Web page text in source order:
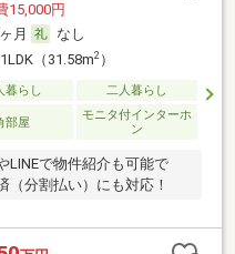
15,000円
月
なし
（31.58m2）
暮らし 二人暮らし
部屋
モニタ付インターホ
ン
LINEで物件紹介も可能で
（分割払い）にも対応！